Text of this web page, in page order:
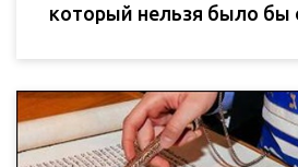
который нельзя было бы